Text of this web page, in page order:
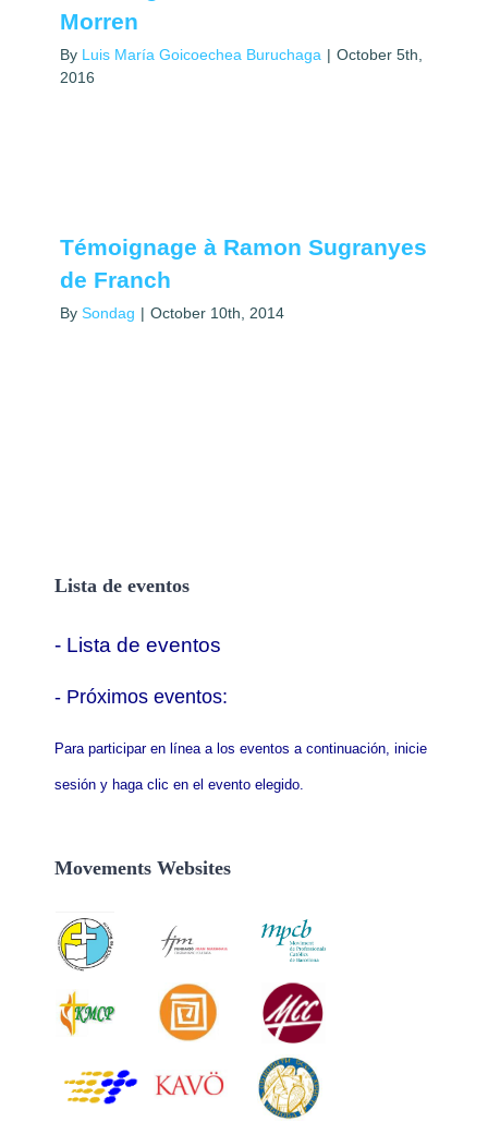
Morren
By Luis María Goicoechea Buruchaga | October 5th,
2016
Témoignage à Ramon Sugranyes
de Franch
By Sondag | October 10th, 2014
Lista de eventos
- Lista de eventos
- Próximos eventos:
Para participar en línea a los eventos a continuación, inicie
sesión y haga clic en el evento elegido.
Movements Websites